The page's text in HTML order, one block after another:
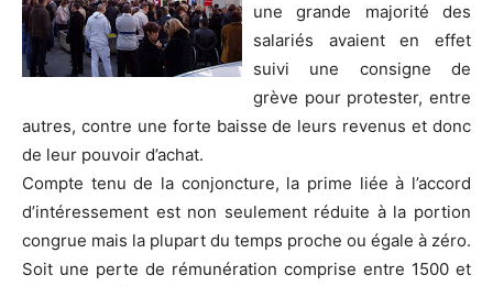
une grande majorité des
salariés avaient en effet
suivi une consigne de
grève pour protester, entre
autres, contre une forte baisse de leurs revenus et donc
de leur pouvoir d’achat.
Compte tenu de la conjoncture, la prime liée à l’accord
d’intéressement est non seulement réduite à la portion
congrue mais la plupart du temps proche ou égale à zéro.
Soit une perte de rémunération comprise entre 1500 et